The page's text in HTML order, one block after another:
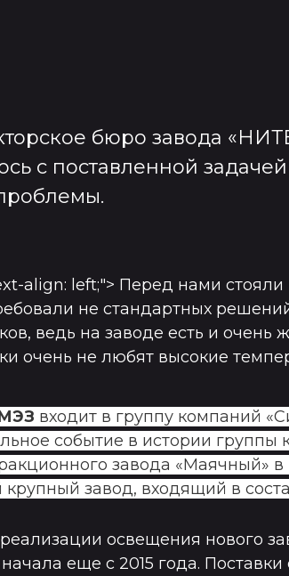
бюро завода
с поставленной
align: left;"> Перед нами
не стандартных
ведь на заводе есть и очень
очень не любят высокие
входит в группу компаний
событие в истории группы
завода «Маячный»
крупный завод, входящий в
освещения нового
еще с 2015 года. Поставки